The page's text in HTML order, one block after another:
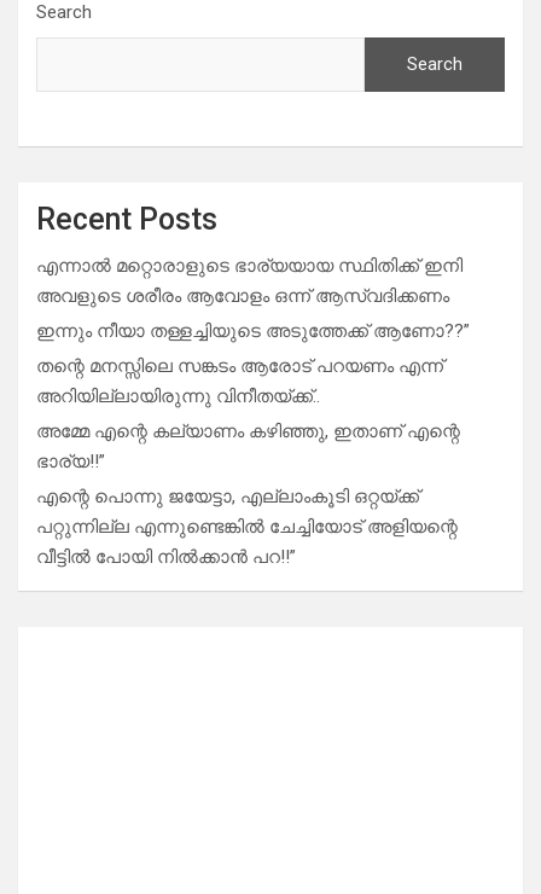
Search
Search
Recent Posts
എന്നാൽ മറ്റൊരാളുടെ ഭാര്യയായ സ്ഥിതിക്ക് ഇനി
അവളുടെ ശരീരം ആവോളം ഒന്ന് ആസ്വദിക്കണം
ഇന്നും നീയാ തള്ളച്ചിയുടെ അടുത്തേക്ക് ആണോ??”
തന്റെ മനസ്സിലെ സങ്കടം ആരോട് പറയണം എന്ന്
അറിയില്ലായിരുന്നു വിനീതയ്ക്ക്..
അമ്മേ എന്റെ കല്യാണം കഴിഞ്ഞു, ഇതാണ് എന്റെ
ഭാര്യ!!”
എന്റെ പൊന്നു ജയേട്ടാ, എല്ലാംകൂടി ഒറ്റയ്ക്ക്
പറ്റുന്നില്ല എന്നുണ്ടെങ്കിൽ ചേച്ചിയോട് അളിയന്റെ
വീട്ടിൽ പോയി നിൽക്കാൻ പറ!!”